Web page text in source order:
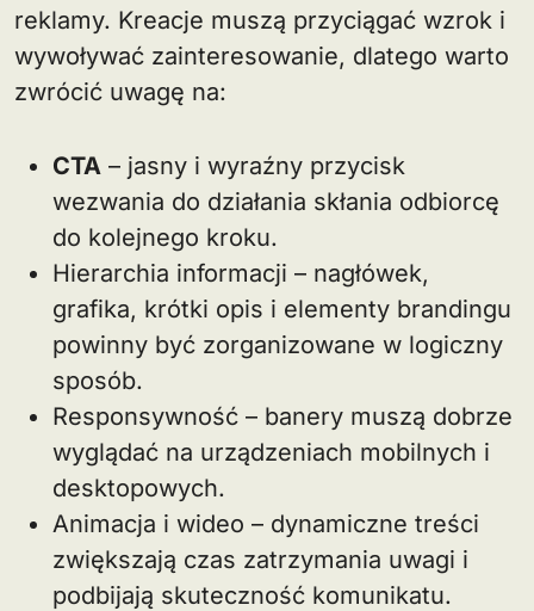
reklamy. Kreacje muszą przyciągać wzrok i
wywoływać zainteresowanie, dlatego warto
zwrócić uwagę na:
CTA – jasny i wyraźny przycisk
wezwania do działania skłania odbiorcę
do kolejnego kroku.
Hierarchia informacji – nagłówek,
grafika, krótki opis i elementy brandingu
powinny być zorganizowane w logiczny
sposób.
Responsywność – banery muszą dobrze
wyglądać na urządzeniach mobilnych i
desktopowych.
Animacja i wideo – dynamiczne treści
zwiększają czas zatrzymania uwagi i
podbijają skuteczność komunikatu.